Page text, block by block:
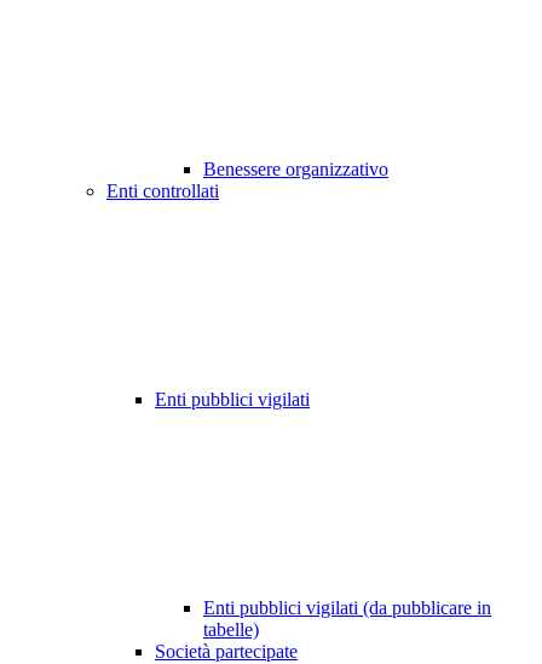
Benessere organizzativo
Enti controllati
Enti pubblici vigilati
Enti pubblici vigilati (da pubblicare in
tabelle)
Società partecipate